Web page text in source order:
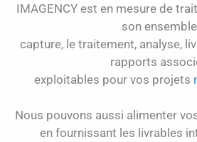
IMAGENCY est en mesure de
son ensemble
capture, le traitement, analyse,
rapports
exploitables pour vos projets
Nous pouvons aussi alimenter
en fournissant les livrables